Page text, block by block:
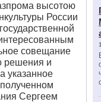
высотою
России
совещание
решения и
указанное
Сергеем